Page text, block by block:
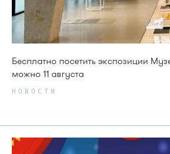
Бесплатно посетить экспозиции
можно 11 августа
НОВОСТИ